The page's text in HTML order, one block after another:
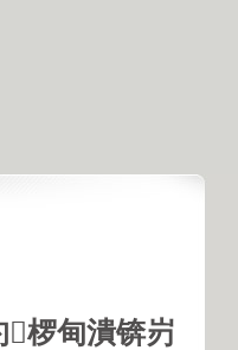
椤甸潰锛岃